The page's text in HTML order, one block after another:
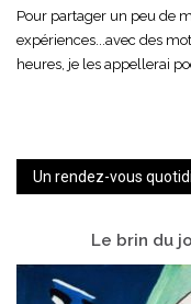
Pour partager un peu de
expériences...avec des
heures, je les appellerai
Un rendez-vous
Le brin du